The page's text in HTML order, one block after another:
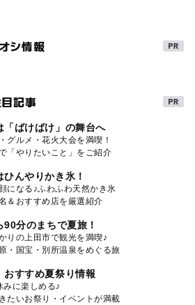
シ情報
記事
「ばけばけ」の舞台へ
グルメ・花火大会を満喫！
「やりたいこと」をご紹介
ひんやりかき氷！
になる♪ふわふわ天然かき氷
＆おすすめ店を厳選紹介
90分のまちで夏旅！
りの上田市で観光を満喫♪
・国宝・別所温泉をめぐる旅
おすすめ夏祭り情報
みに楽しめる♪
たいお祭り・イベントが満載